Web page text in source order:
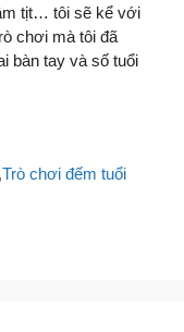
tịt… tôi sẽ kể với
chơi mà tôi đã
bàn tay và số tuổi
,Trò chơi đếm tuổi